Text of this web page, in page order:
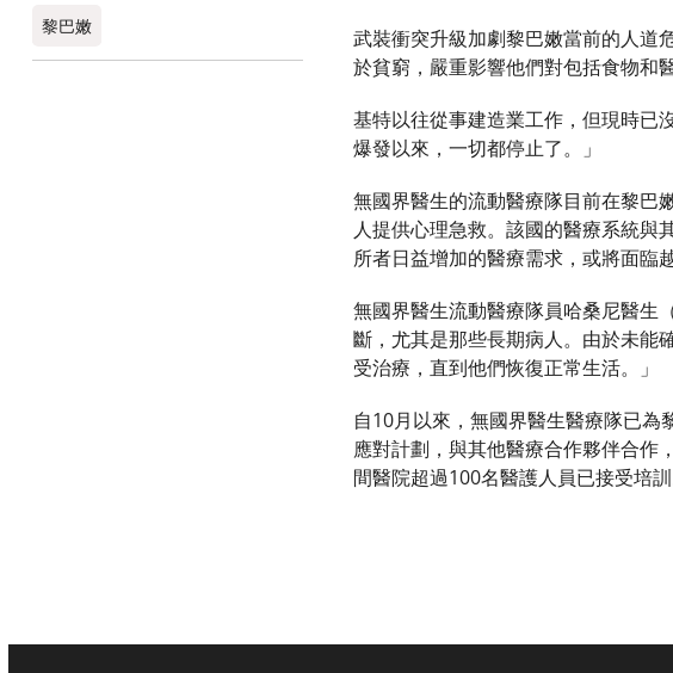
黎巴嫩​
武裝衝突升級加劇黎巴嫩當前的人道
於貧窮，嚴重影響他們對包括食物和
基特以往從事建造業工作，但現時已
爆發以來，一切都停止了。」
無國界醫生的流動醫療隊目前在黎
人提供心理急救。該國的醫療系統與
所者日益增加的醫療需求，或將面臨
無國界醫生流動醫療隊員哈桑尼醫生
斷，尤其是那些長期病人。由於未能
受治療，直到他們恢復正常生活。」
自10月以來，無國界醫生醫療隊已
應對計劃，與其他醫療合作夥伴合作
間醫院超過100名醫護人員已接受培訓